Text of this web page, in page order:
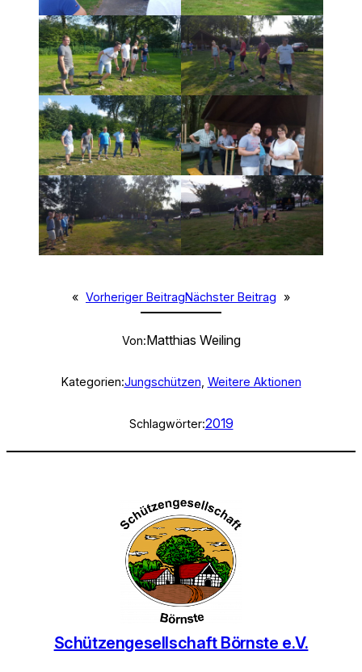
« Vorheriger BeitragNächster Beitrag »
Von:Matthias Weiling
Kategorien:Jungschützen, Weitere Aktionen
Schlagwörter:2019
Schützengesellschaft Börnste e.V.